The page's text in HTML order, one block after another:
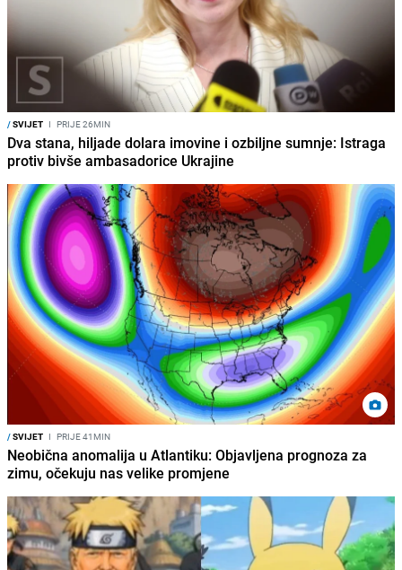
/SVIJET I PRIJE 26MIN
Dva stana, hiljade dolara imovine i ozbiljne sumnje: Istraga
protiv bivše ambasadorice Ukrajine
/SVIJET I PRIJE 41MIN
Neobična anomalija u Atlantiku: Objavljena prognoza za
zimu, očekuju nas velike promjene